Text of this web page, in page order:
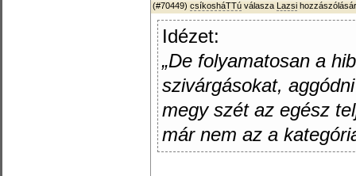
(#70449) csíkosháTTú válasza Lazsi
Idézet:
„De folyamatosan a
szivárgásokat,
megy szét az egész
már nem az a